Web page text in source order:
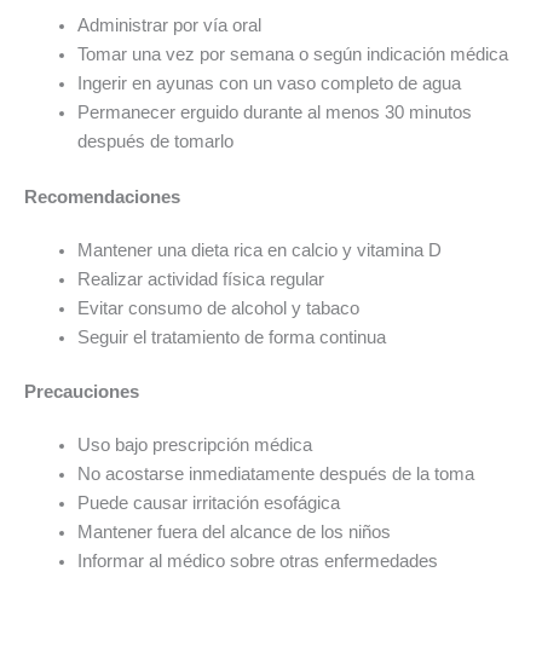
Administrar por vía oral
Tomar una vez por semana o según indicación médica
Ingerir en ayunas con un vaso completo de agua
Permanecer erguido durante al menos 30 minutos
después de tomarlo
Recomendaciones
Mantener una dieta rica en calcio y vitamina D
Realizar actividad física regular
Evitar consumo de alcohol y tabaco
Seguir el tratamiento de forma continua
Precauciones
Uso bajo prescripción médica
No acostarse inmediatamente después de la toma
Puede causar irritación esofágica
Mantener fuera del alcance de los niños
Informar al médico sobre otras enfermedades